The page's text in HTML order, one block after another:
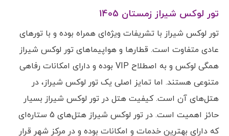
تور لوکس شیراز زمستان 1405
تور لوکس شیراز با تشریفات ویژه‌ای همراه بوده و با تورهای
عادی متفاوت است. قطارها و هواپیماهای تور لوکس شیراز
همگی لوکس و به اصطلاح VIP بوده و دارای امکانات رفاهی
متنوعی هستند. اما تمایز اصلی یک تور لوکس شیراز، در
هتل‌های آن است. کیفیت هتل‌ در تور لوکس شیراز بسیار
حائز اهمیت است. در تور لوکس شیراز هتل‌های 5 ستاره‌ای
که دارای بهترین خدمات و امکانات بوده و در مرکز شهر قرار